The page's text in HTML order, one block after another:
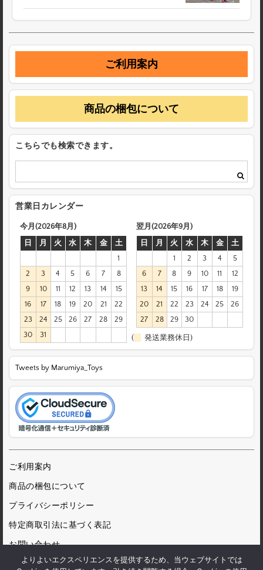
ご利用案内
商品の梱包について
こちらでも検索できます。
営業日カレンダー
今月(2026年8月)
日
月 火 水 木 金
土
1
2
3 4 5 6 7
8
9
10 11 12 13 14
15
16
17 18 19 20 21
22
23
24 25 26 27 28
29
30
31
翌月(2026年9月)
日
月 火 水 木 金
土
1
2 3 4
5
6
7 8 9 10 11
12
13
14 15 16 17 18
19
20
21 22 23 24 25
26
27
28 29 30
( 発送業務休日)
Tweets by Marumiya_Toys
ご利用案内
商品の梱包について
プライバシーポリシー
特定商取引法に基づく表記
お問い合わせ
よりよいエクスペリエンスを提供するため、当ウェブサイトでは